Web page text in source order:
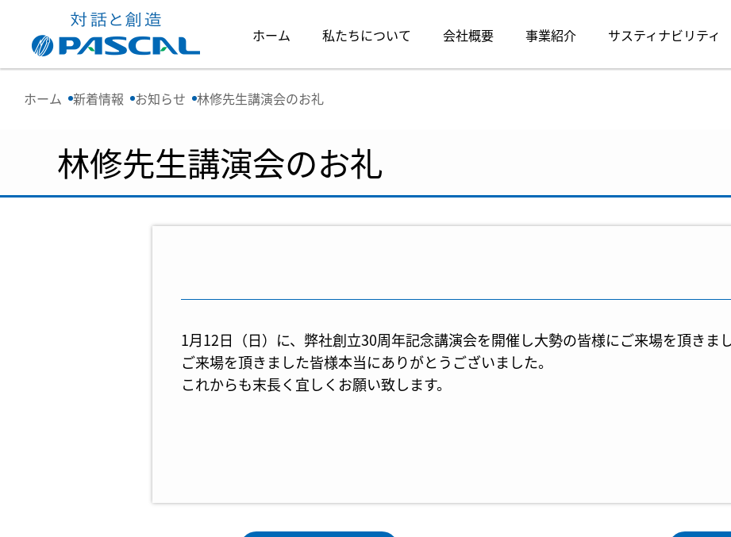
ホーム 私たちについて 会社概要 事業紹介 サスティナビリティ
ホーム 新着情報 お知らせ 林修先生講演会のお礼
林修先生講演会のお礼
1月12日（日）に、弊社創立30周年記念講演会を開催し大勢の皆様にご来場を頂きまし
ご来場を頂きました皆様本当にありがとうございました。
これからも末長く宜しくお願い致します。